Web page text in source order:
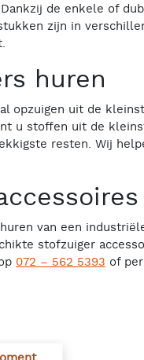
de enkele of
zijn in
huren
opzuigen uit de
u stoffen uit de
resten. Wij
van een
stofzuiger
072 – 562 5393 of